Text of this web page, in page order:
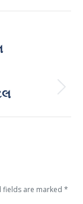
fields are marked *